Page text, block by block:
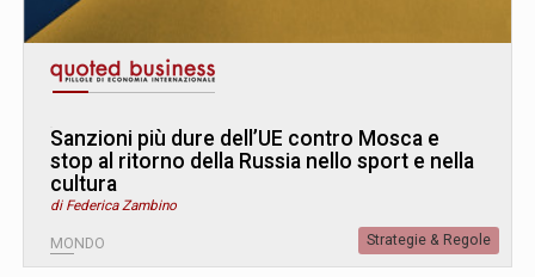
Sanzioni più dure dell’UE contro Mosca e
stop al ritorno della Russia nello sport e nella
cultura
di Federica Zambino
MONDO Strategie & Regole